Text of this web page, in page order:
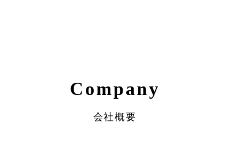
Company
会社概要